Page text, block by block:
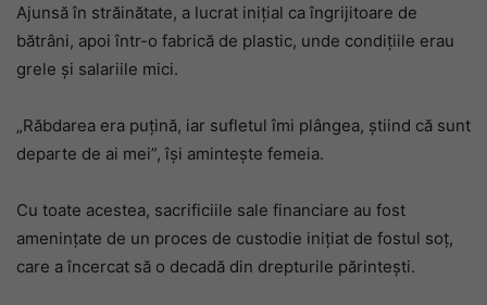
Ajunsă în străinătate, a lucrat inițial ca îngrijitoare de
bătrâni, apoi într-o fabrică de plastic, unde condițiile erau
grele și salariile mici.
„Răbdarea era puțină, iar sufletul îmi plângea, știind că sunt
departe de ai mei”, își amintește femeia.
Cu toate acestea, sacrificiile sale financiare au fost
amenințate de un proces de custodie inițiat de fostul soț,
care a încercat să o decadă din drepturile părintești.